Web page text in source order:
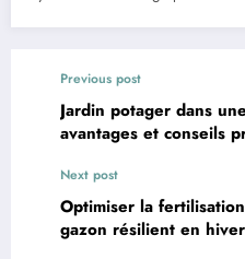
Previous post
Jardin potager dans
avantages et conseils
Next post
Optimiser la
gazon résilient en hiver